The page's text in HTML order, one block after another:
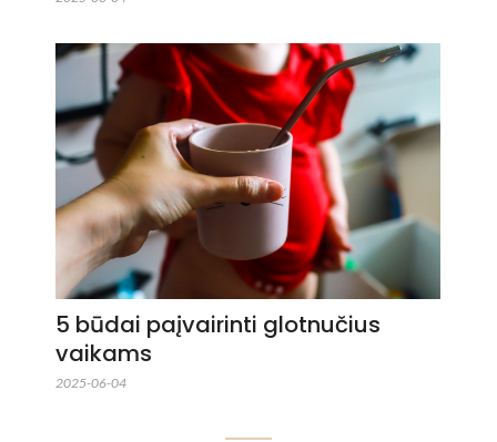
5 būdai paįvairinti glotnučius
vaikams
2025-06-04